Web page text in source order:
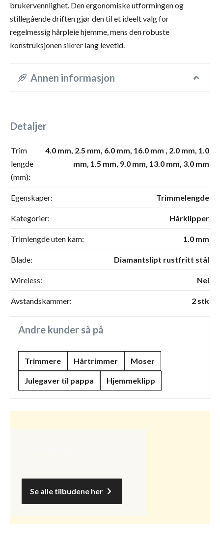
brukervennlighet. Den ergonomiske utformingen og
stillegående driften gjør den til et ideelt valg for
regelmessig hårpleie hjemme, mens den robuste
konstruksjonen sikrer lang levetid.
Annen informasjon
Detaljer
Trim
lengde
(mm):
4.0 mm, 2.5 mm, 6.0 mm, 16.0 mm , 2.0 mm, 1.0
mm, 1.5 mm, 9.0 mm, 13.0 mm, 3.0 mm
Egenskaper: Trimmelengde
Kategorier: Hårklipper
Trimlengde uten kam: 1.0 mm
Blade: Diamantslipt rustfritt stål
Wireless: Nei
Avstandskammer: 2 stk
Andre kunder så på
Trimmere Hårtrimmer Moser
Julegaver til pappa Hjemmeklipp
Se alle tilbudene her